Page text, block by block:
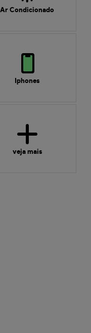
Ar Condicionado
Iphones
veja mais